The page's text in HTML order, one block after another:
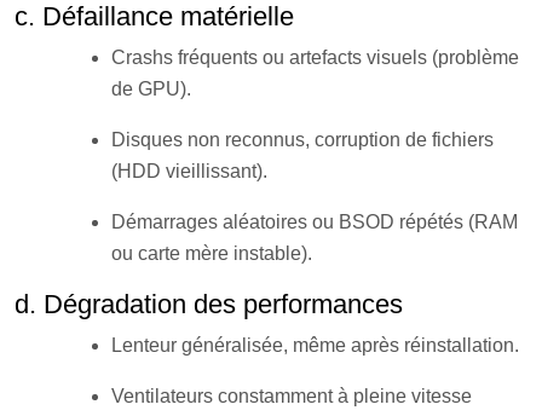
c. Défaillance matérielle
Crashs fréquents ou artefacts visuels (problème
de GPU).
Disques non reconnus, corruption de fichiers
(HDD vieillissant).
Démarrages aléatoires ou BSOD répétés (RAM
ou carte mère instable).
d. Dégradation des performances
Lenteur généralisée, même après réinstallation.
Ventilateurs constamment à pleine vitesse